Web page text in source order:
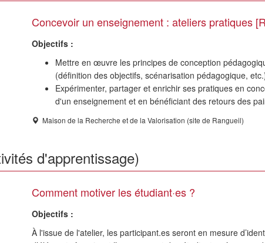
Concevoir un enseignement : ateliers pratiques
Objectifs :
Mettre en œuvre les principes de conception
(définition des objectifs, scénarisation pédagogique,
Expérimenter, partager et enrichir ses pratiques en
d'un enseignement et en bénéficiant des retours des
Maison de la Recherche et de la Valorisation (site de Rangueil)
d'apprentissage)
Comment motiver les étudiant·es ?
Objectifs :
À l'issue de l'atelier, les participant.es seront en mesure